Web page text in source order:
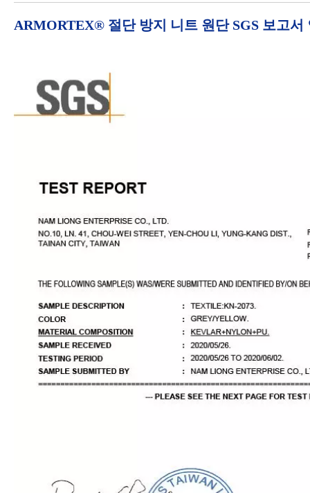
ARMORTEX® 절단 방지 니트 원단 SGS 보고서